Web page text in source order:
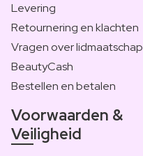
Levering
Retournering en klachten
Vragen over lidmaatschap
BeautyCash
Bestellen en betalen
Voorwaarden &
Veiligheid